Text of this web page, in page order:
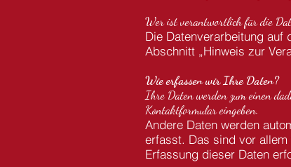
Wer ist verantwortlich für die
Die Datenverarbeitung auf
Abschnitt „Hinweis zur
Wie erfassen wir Ihre Daten?
Ihre Daten werden zum einen
Kontaktformular eingeben.
Andere Daten werden
erfasst. Das sind vor
Erfassung dieser Daten